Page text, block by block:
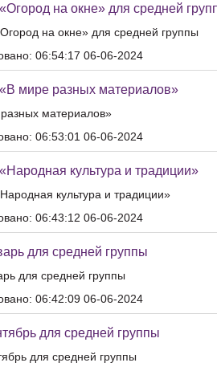
на окне» для средней
на окне» для средней группы
06:54:17 06-06-2024
мире разных материалов»
материалов»
06:53:01 06-06-2024
культура и традиции»
культура и традиции»
06:43:12 06-06-2024
для средней группы
для средней группы
06:42:09 06-06-2024
для средней группы
для средней группы